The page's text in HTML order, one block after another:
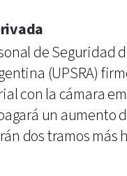
de Seguridad
(UPSRA)
con la cámara
un aumento
dos tramos más